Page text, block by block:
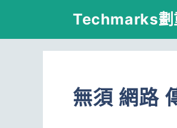
Techmarks劃
無須 網路